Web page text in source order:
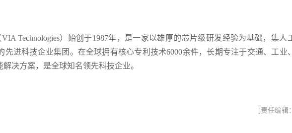
Technologies）始创于1987年，是一家以雄厚的芯片级研发经验为基础，集人
先进科技企业集团。在全球拥有核心专利技术6000余件，长期专注于交通、工业
决方案，是全球知名领先科技企业。
[责任编辑